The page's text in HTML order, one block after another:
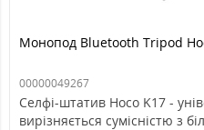
Монопод Bluetooth Tripod
00000049267
Селфі-штатив Hoco K17 -
вирізняється сумісністю з